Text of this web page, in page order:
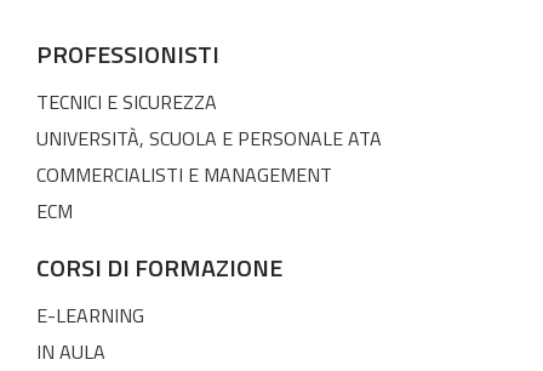
PROFESSIONISTI
TECNICI E SICUREZZA
UNIVERSITÀ, SCUOLA E PERSONALE ATA
COMMERCIALISTI E MANAGEMENT
ECM
CORSI DI FORMAZIONE
E-LEARNING
IN AULA